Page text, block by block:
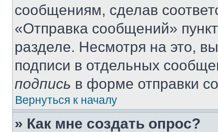
сообщениям, сделав
«Отправка сообщений»
разделе. Несмотря на это,
подписи в отдельных
подпись в форме отправки
Вернуться к началу
» Как мне создать опрос?